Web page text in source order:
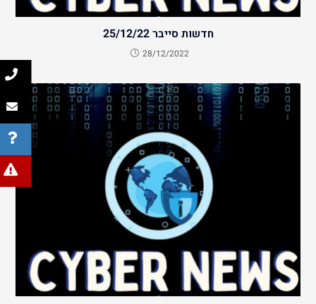
חדשות סייבר 25/12/22
28/12/2022